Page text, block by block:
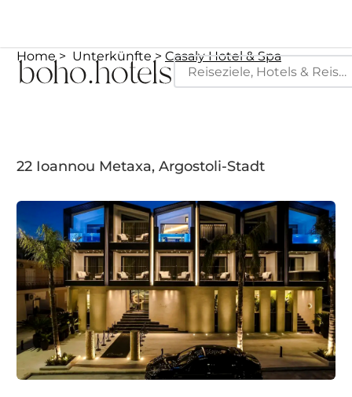
Home Unterkünfte Casaly Hotel & Spa
22 Ioannou Metaxa, Argostoli-Stadt